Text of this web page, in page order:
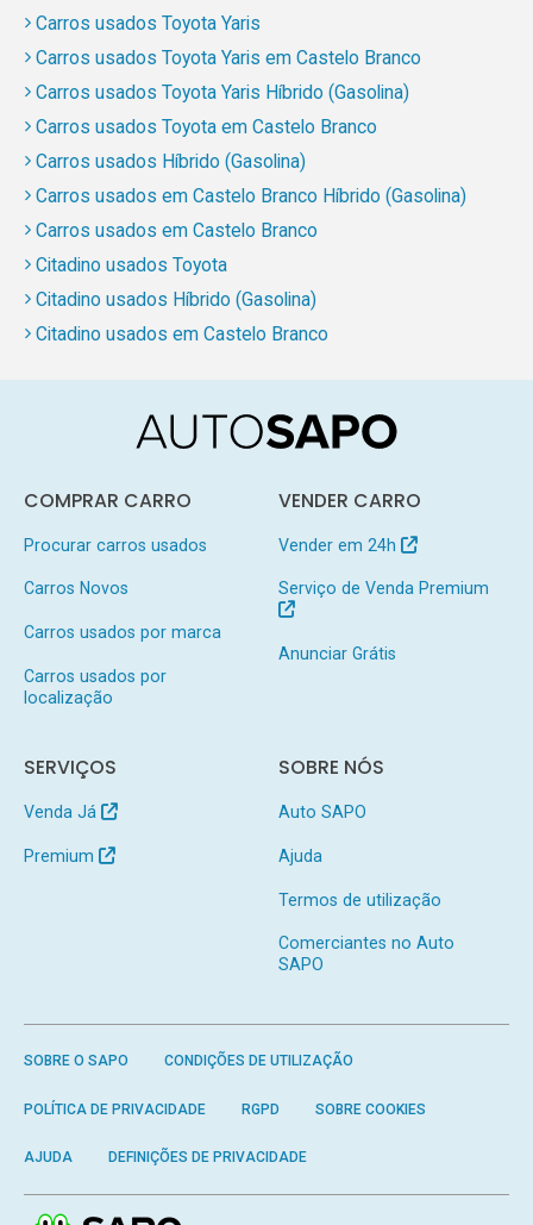
Carros usados Toyota Yaris
Carros usados Toyota Yaris em Castelo Branco
Carros usados Toyota Yaris Híbrido (Gasolina)
Carros usados Toyota em Castelo Branco
Carros usados Híbrido (Gasolina)
Carros usados em Castelo Branco Híbrido (Gasolina)
Carros usados em Castelo Branco
Citadino usados Toyota
Citadino usados Híbrido (Gasolina)
Citadino usados em Castelo Branco
COMPRAR CARRO
Procurar carros usados
Carros Novos
Carros usados por marca
Carros usados por
localização
VENDER CARRO
Vender em 24h
Serviço de Venda Premium
Anunciar Grátis
SERVIÇOS
Venda Já
Premium
SOBRE NÓS
Auto SAPO
Ajuda
Termos de utilização
Comerciantes no Auto
SAPO
SOBRE O SAPO CONDIÇÕES DE UTILIZAÇÃO
POLÍTICA DE PRIVACIDADE RGPD SOBRE COOKIES
AJUDA DEFINIÇÕES DE PRIVACIDADE